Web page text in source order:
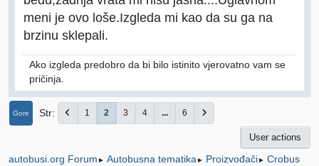
meni je ovo loše.Izgleda mi kao da su ga na
brzinu sklepali.
Ako izgleda predobro da bi bilo istinito vjerovatno vam se
pričinja.
Gore Str 1 2 3 4 ... 6
User actions
autobusi.org Forum ► Autobusna tematika ► Proizvođači► Crobus